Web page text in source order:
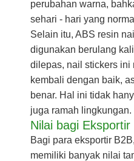
perubahan warna,
sehari - hari yang
Selain itu, ABS resin
digunakan berulang
dilepas, nail stickers ini
kembali dengan baik,
benar. Hal ini tidak
juga ramah lingkungan.
Nilai bagi Eksportir
Bagi para eksportir
memiliki banyak nilai